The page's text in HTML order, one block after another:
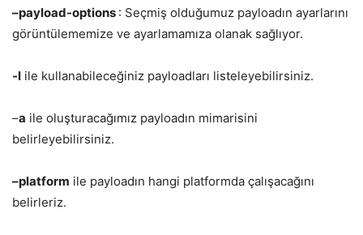
–payload-options : Seçmiş olduğumuz payloadın ayarlarını
görüntülememize ve ayarlamamıza olanak sağlıyor.
-l ile kullanabileceğiniz payloadları listeleyebilirsiniz.
–a ile oluşturacağımız payloadın mimarisini
belirleyebilirsiniz.
–platform ile payloadın hangi platformda çalışacağını
belirleriz.